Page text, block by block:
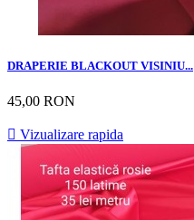
DRAPERIE BLACKOUT VISINIU...
45,00 RON
 Vizualizare rapida